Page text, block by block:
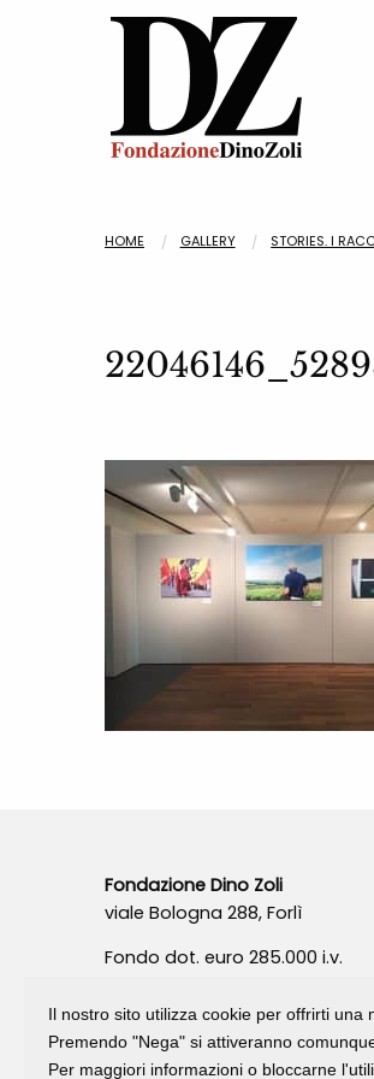
HOME GALLERY STORIES. I
Fondazione Dino Zoli
viale Bologna 288, Forlì
Fondo dot. euro 285.000 i.v.
Isc.Reg Per.Giu. n. 10404
Il nostro sito utilizza cookie per offrirti una
Premendo "Nega" si attiveranno
Per maggiori informazioni o bloccarne